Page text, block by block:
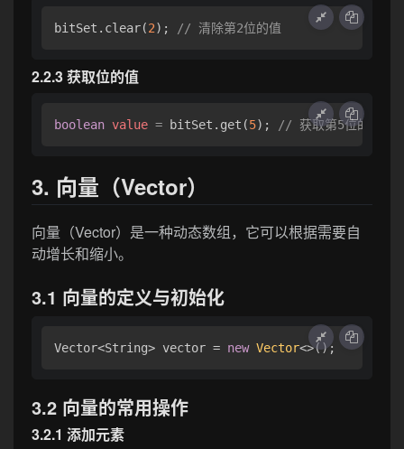
bitSet.clear(2); // 清除第2位的值
2.2.3 获取位的值
boolean value = bitSet.get(5); // 获取第5位的值
3. 向量（Vector）
向量（Vector）是一种动态数组，它可以根据需要自
动增长和缩小。
3.1 向量的定义与初始化
Vector<String> vector = new Vector
3.2 向量的常用操作
3.2.1 添加元素